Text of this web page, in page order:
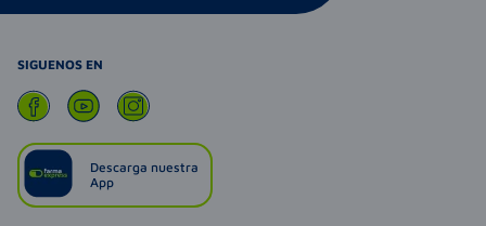
SIGUENOS EN
Descarga nuestra
App